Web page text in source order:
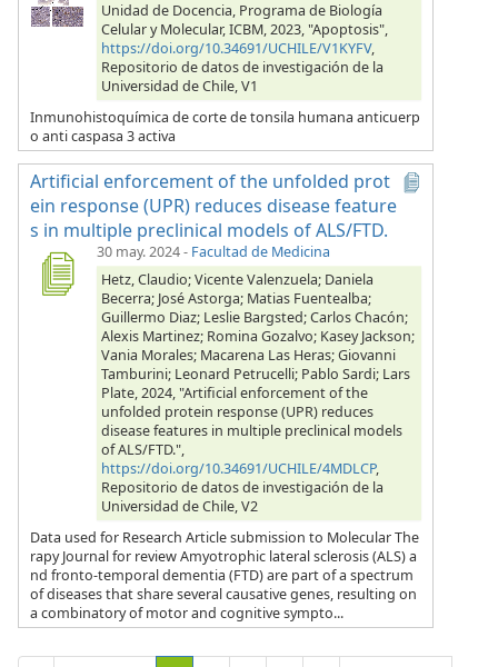
Unidad de Docencia, Programa de Biología
Celular y Molecular, ICBM, 2023, "Apoptosis",
https://doi.org/10.34691/UCHILE/V1KYFV,
Repositorio de datos de investigación de la
Universidad de Chile, V1
Inmunohistoquímica de corte de tonsila humana anticuerp
o anti caspasa 3 activa
Artificial enforcement of the unfolded prot
ein response (UPR) reduces disease feature
s in multiple preclinical models of ALS/FTD.
30 may. 2024- Facultad de Medicina
Hetz, Claudio; Vicente Valenzuela; Daniela
Becerra; José Astorga; Matias Fuentealba;
Guillermo Diaz; Leslie Bargsted; Carlos Chacón;
Alexis Martinez; Romina Gozalvo; Kasey Jackson;
Vania Morales; Macarena Las Heras; Giovanni
Tamburini; Leonard Petrucelli; Pablo Sardi; Lars
Plate, 2024, "Artificial enforcement of the
unfolded protein response (UPR) reduces
disease features in multiple preclinical models
of ALS/FTD.",
https://doi.org/10.34691/UCHILE/4MDLCP,
Repositorio de datos de investigación de la
Universidad de Chile, V2
Data used for Research Article submission to Molecular The
rapy Journal for review Amyotrophic lateral sclerosis (ALS) a
nd fronto-temporal dementia (FTD) are part of a spectrum
of diseases that share several causative genes, resulting on
a combinatory of motor and cognitive sympto...